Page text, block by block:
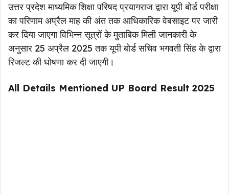
उत्तर प्रदेश माध्यमिक शिक्षा परिषद प्रयागराज द्वारा यूपी बोर्ड परीक्षा
का परिणाम अप्रैल माह की अंत तक आधिकारिक वेबसाइट पर जारी
कर दिया जाएगा विभिन्न सूत्रों के मुताबिक मिली जानकारी के
अनुसार 25 अप्रैल 2025 तक यूपी बोर्ड सचिव भगवती सिंह के द्वारा
रिजल्ट की घोषणा कर दी जाएगी।
All Details Mentioned UP Board Result 2025